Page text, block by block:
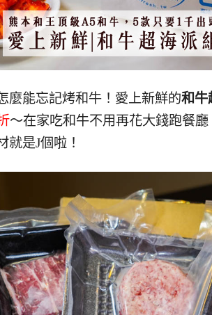
麼能忘記烤和牛！愛上新鮮的和牛
～在家吃和牛不用再花大錢跑餐
就是J個啦！